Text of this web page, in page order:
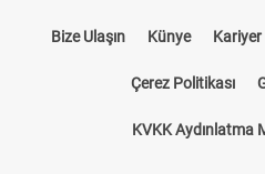
Bize Ulaşın Künye Kariyer
Çerez Politikası
KVKK Aydınlatma